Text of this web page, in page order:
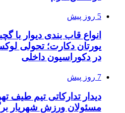
5 روز پیش
انواع قاب بندی دیوار با
یورتان دکارت؛ تحولی
در دکوراسیون داخلی
7 روز پیش
دیدار تدارکاتی تیم طیف
مسئولان ورزش شهریار